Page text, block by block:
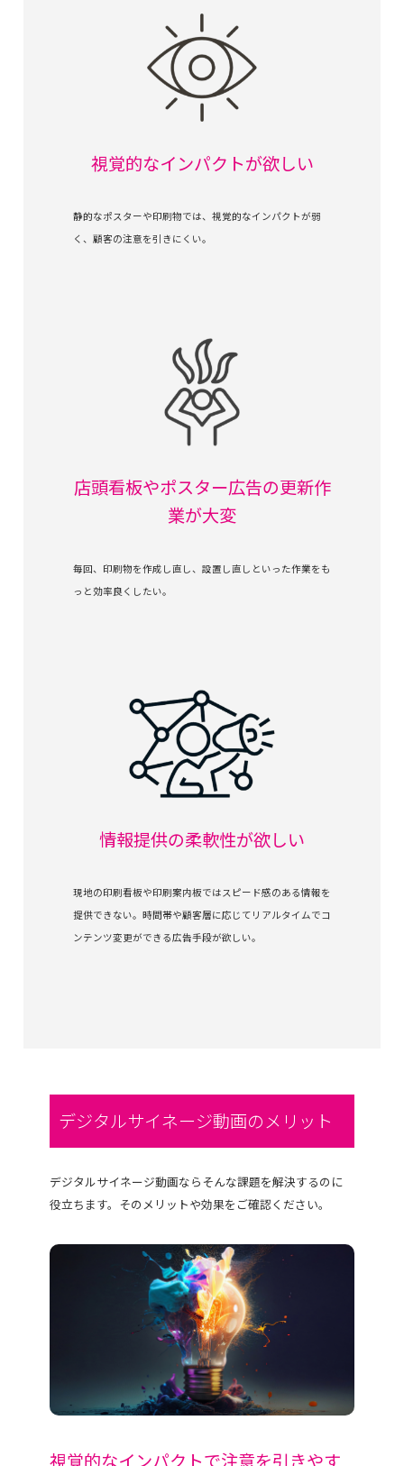
視覚的なインパクトが欲しい
静的なポスターや印刷物では、視覚的なインパクトが弱
く、顧客の注意を引きにくい。
店頭看板やポスター広告の更新作
業が大変
毎回、印刷物を作成し直し、設置し直しといった作業をも
っと効率良くしたい。
情報提供の柔軟性が欲しい
現地の印刷看板や印刷案内板ではスピード感のある情報を
提供できない。時間帯や顧客層に応じてリアルタイムでコ
ンテンツ変更ができる広告手段が欲しい。
デジタルサイネージ動画のメリット
デジタルサイネージ動画ならそんな課題を解決するのに
役立ちます。そのメリットや効果をご確認ください。
視覚的なインパクトで注意を引きやす